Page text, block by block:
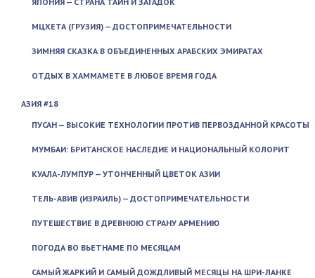
МЦХЕТА (ГРУЗИЯ) — ДОСТОПРИМЕЧАТЕЛЬНОСТИ
ЗИМНЯЯ СКАЗКА В ОБЪЕДИНЕННЫХ АРАБСКИХ ЭМИРАТАХ
ОТДЫХ В ХАММАМЕТЕ В ЛЮБОЕ ВРЕМЯ ГОДА
АЗИЯ #18
ПУСАН — ВЫСОКИЕ ТЕХНОЛОГИИ ПРОТИВ ПЕРВОЗДАННОЙ КРАСОТЫ
МУМБАИ: БРИТАНСКОЕ НАСЛЕДИЕ И НАЦИОНАЛЬНЫЙ КОЛОРИТ
КУАЛА-ЛУМПУР — УТОНЧЕННЫЙ ЦВЕТОК АЗИИ
ТЕЛЬ-АВИВ (ИЗРАИЛЬ) — ДОСТОПРИМЕЧАТЕЛЬНОСТИ
ПУТЕШЕСТВИЕ В ДРЕВНЮЮ СТРАНУ АРМЕНИЮ
ПОГОДА ВО ВЬЕТНАМЕ ПО МЕСЯЦАМ
САМЫЙ ЖАРКИЙ И САМЫЙ ДОЖДЛИВЫЙ МЕСЯЦЫ НА ШРИ-ЛАНКЕ